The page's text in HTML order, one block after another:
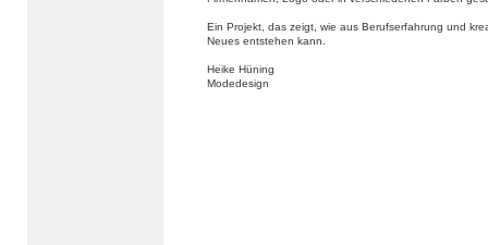
Ein Projekt, das zeigt, wie aus Berufserfahrung und
Neues entstehen kann.
Heike Hüning
Modedesign